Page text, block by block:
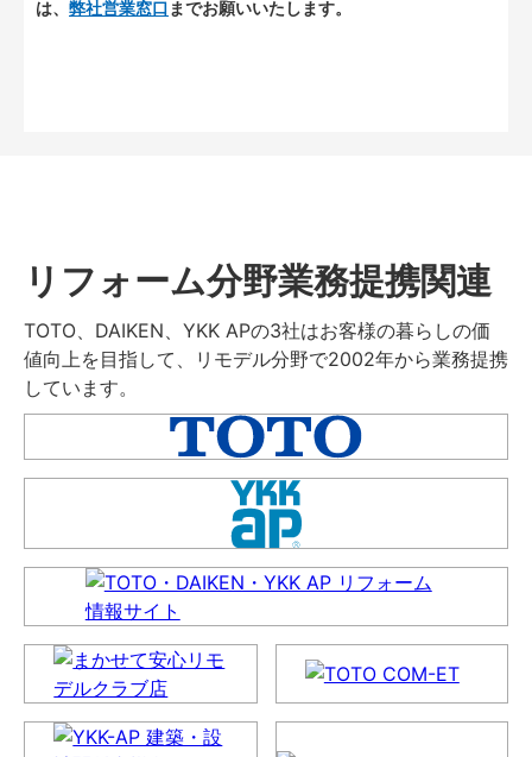
は、 弊社営業窓口 までお願いいたします。
リフォーム分野業務提携関連
TOTO、DAIKEN、YKK APの3社はお客様の暮らしの価
値向上を目指して、リモデル分野で2002年から業務提携
しています。